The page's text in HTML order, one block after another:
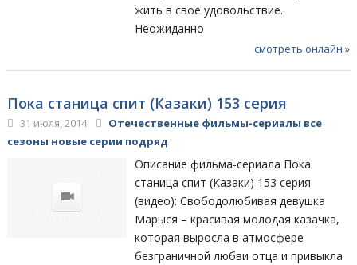
жить в свое удовольствие.
Неожиданно
смотреть онлайн »
Пока станица спит (Казаки) 153 серия
31 июля, 2014
Отечественные фильмы-сериалы все
сезоны новые серии подряд
Описание фильма-сериала Пока
станица спит (Казаки) 153 серия
(видео): Свободолюбивая девушка
Марыся – красивая молодая казачка,
которая выросла в атмосфере
безграничной любви отца и привыкла